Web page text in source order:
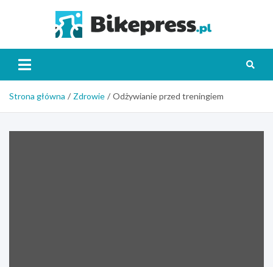
Strona główna Zdrowie Odżywianie przed treningiem